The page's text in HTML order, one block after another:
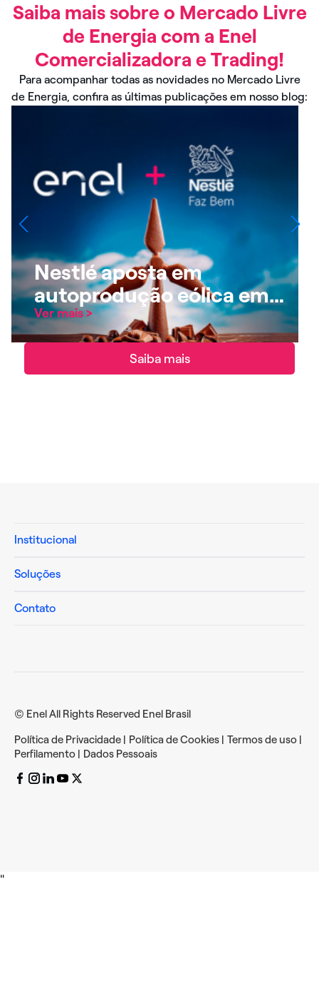
Saiba mais sobre o Mercado Livre
de Energia com a Enel
Comercializadora e Trading!
Para acompanhar todas as novidades no Mercado Livre
de Energia, confira as últimas publicações em nosso blog:
Nestlé aposta em
autoprodução eólica em
parceria com a Enel
Ver mais>
Saiba mais
Institucional
Soluções
Contato
© Enel All Rights Reserved Enel Brasil
Política de Privacidade | Política de Cookies | Termos de uso |
Perfilamento | Dados Pessoais
"